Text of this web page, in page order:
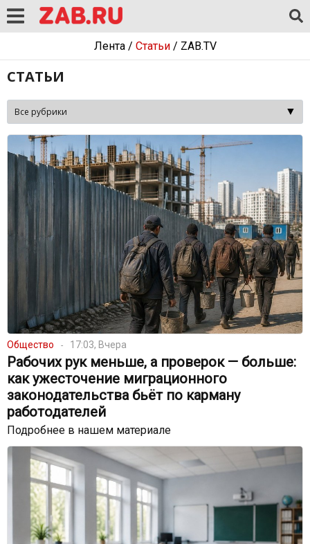
Лента/ Статьи/ ZAB.TV
СТАТЬИ
Общество 17:03, Вчера
Рабочих рук меньше, а проверок — больше:
как ужесточение миграционного
законодательства бьёт по карману
работодателей
Подробнее в нашем материале